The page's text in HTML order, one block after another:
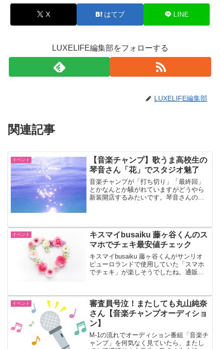
X はてブ LINE
LUXELIFE編集部をフォローする
LUXELIFE編集部
関連記事
イベント
【音楽チャンプ】歌うま高校生の
琴音さん「花」でスタジオ魅了
音楽チャンプが「打ち切り」「最終回」
とかなんとか騒がれていますがどうやら
新装開店するみたいです。琴音さんの今
イベント
キスマイbusaiku 藤ヶ谷くんのス
マホでチェキ最安値チェック
キスマイbusaiku 藤ヶ谷くんがサンリオ
ピューロランドで使用していた「スマホ
でチェキ」が楽しそうでしたね。通販最
イベント
審査員号泣！またしても丸山純奈
さん【音楽チャンプオーディショ
ン】
M-1の流れでオーディション番組「音楽チ
ャンプ」を何気なく見ていたら、またし